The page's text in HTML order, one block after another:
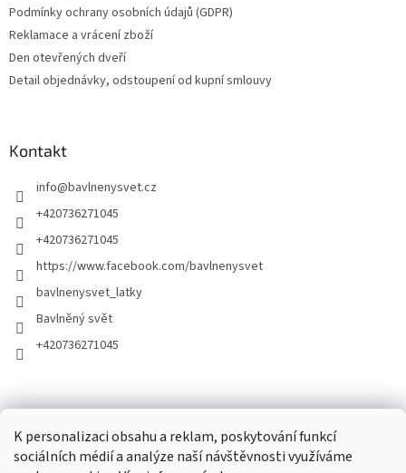
K personalizaci obsahu a reklam, poskytování funkcí
sociálních médií a analýze naší návštěvnosti využíváme
Podmínky ochrany osobních údajů (GDPR)
Reklamace a vrácení zboží
Den otevřených dveří
Detail objednávky, odstoupení od kupní smlouvy
Kontakt
info@bavlnenysvet.cz
+420736271045
+420736271045
https://www.facebook.com/bavlnenysvet
bavlnenysvet_latky
Bavlněný svět
+420736271045